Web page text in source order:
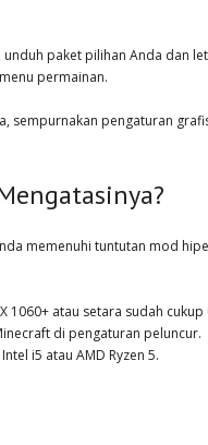
paket pilihan Anda dan
permainan.
sempurnakan pengaturan
memenuhi tuntutan mod
1060+ atau setara sudah
di pengaturan peluncur.
i5 atau AMD Ryzen 5.